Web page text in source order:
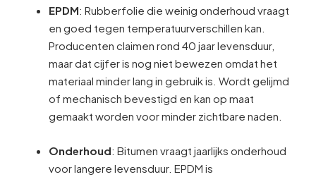
EPDM: Rubberfolie die weinig onderhoud vraagt
en goed tegen temperatuurverschillen kan.
Producenten claimen rond 40 jaar levensduur,
maar dat cijfer is nog niet bewezen omdat het
materiaal minder lang in gebruik is. Wordt gelijmd
of mechanisch bevestigd en kan op maat
gemaakt worden voor minder zichtbare naden.
Onderhoud: Bitumen vraagt jaarlijks onderhoud
voor langere levensduur. EPDM is